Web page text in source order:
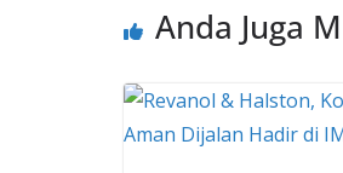
Anda Juga